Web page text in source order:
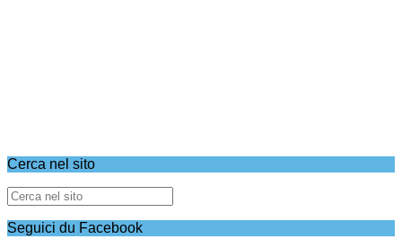
Cerca nel sito
Seguici du Facebook